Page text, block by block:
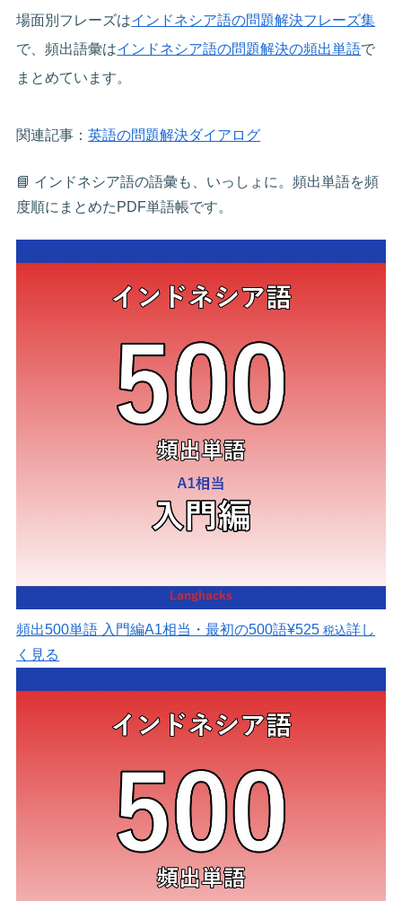
場面別フレーズはインドネシア語の問題解決フレーズ集
で、頻出語彙はインドネシア語の問題解決の頻出単語で
まとめています。
関連記事：英語の問題解決ダイアログ
📘 インドネシア語の語彙も、いっしょに。頻出単語を頻
度順にまとめたPDF単語帳です。
頻出500単語 入門編A1相当・最初の500語¥525 税込詳し
く見る